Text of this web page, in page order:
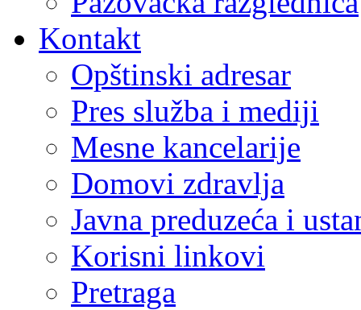
Kontakt
Opštinski adresar
Pres služba i mediji
Mesne kancelarije
Domovi zdravlja
Javna preduzeća i
Korisni linkovi
Pretraga